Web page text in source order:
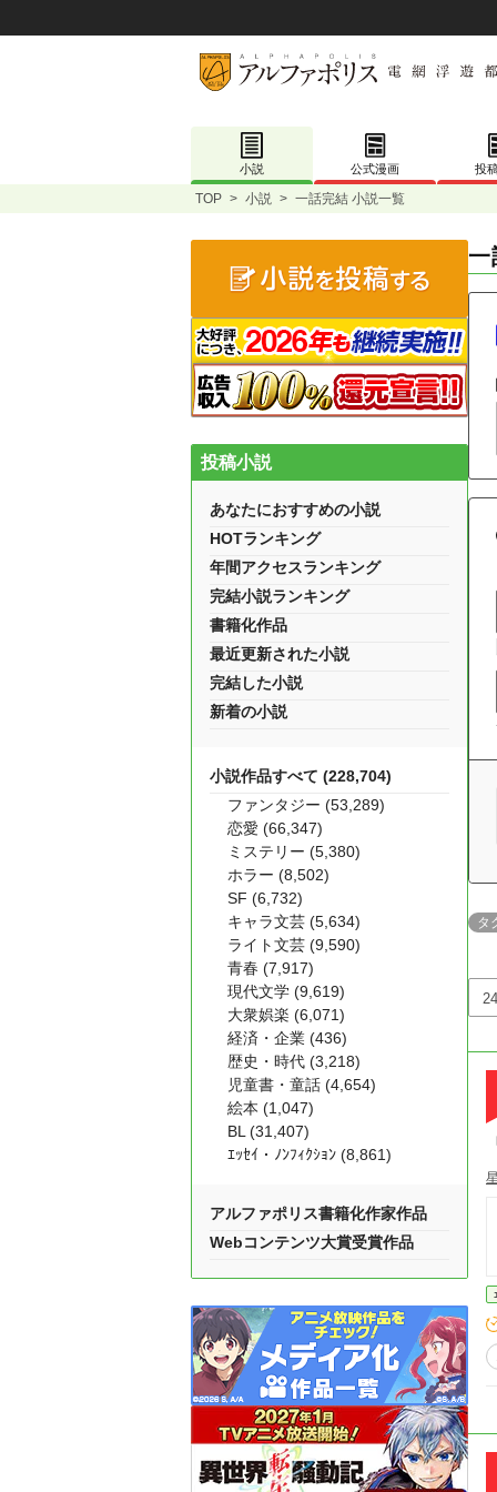
小説 公式漫画 投
TOP > 小説 > 一話完結 小説一覧
一
タ
投稿小説
あなたにおすすめの小説
HOTランキング
年間アクセスランキング
完結小説ランキング
書籍化作品
最近更新された小説
完結した小説
新着の小説
小説作品すべて (228,704)
ファンタジー (53,289)
恋愛 (66,347)
ミステリー (5,380)
ホラー (8,502)
SF (6,732)
キャラ文芸 (5,634)
ライト文芸 (9,590)
青春 (7,917)
現代文学 (9,619)
大衆娯楽 (6,071)
経済・企業 (436)
歴史・時代 (3,218)
児童書・童話 (4,654)
絵本 (1,047)
BL (31,407)
ｴｯｾｲ・ﾉﾝﾌｨｸｼｮﾝ (8,861)
アルファポリス書籍化作家作品
Webコンテンツ大賞受賞作品